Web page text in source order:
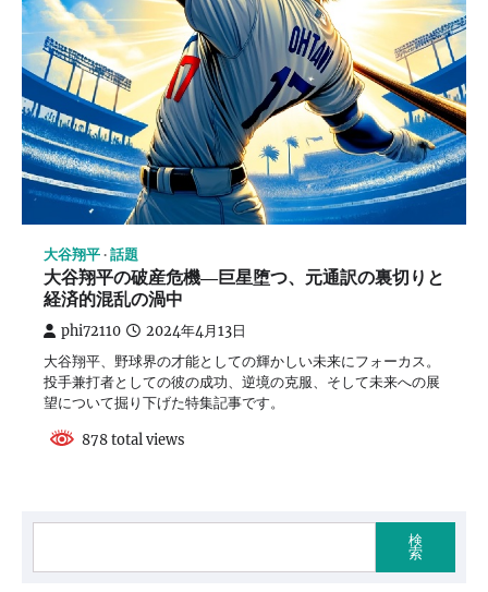
大谷翔平 話題
大谷翔平の破産危機―巨星堕つ、元通訳の裏切りと
経済的混乱の渦中
phi72110 2024年4月13日
大谷翔平、野球界の才能としての輝かしい未来にフォーカス。
投手兼打者としての彼の成功、逆境の克服、そして未来への展
望について掘り下げた特集記事です。
878 total views
検
索